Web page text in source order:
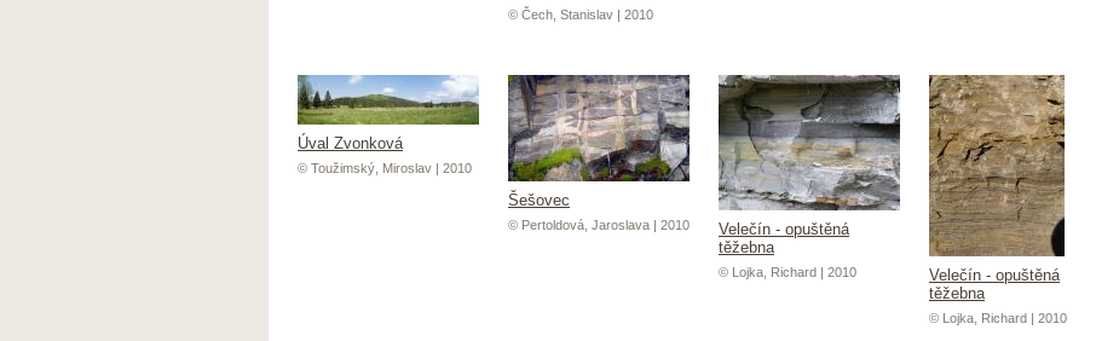
© Čech, Stanislav | 2010
Úval Zvonková
© Toužimský, Miroslav | 2010
Šešovec
© Pertoldová, Jaroslava | 2010
Velečín - opuštěná
těžebna
© Lojka, Richard | 2010
Velečín - opuštěná
těžebna
© Lojka, Richard | 2010